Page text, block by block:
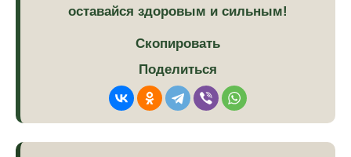
оставайся здоровым и сильным!
Скопировать
Поделиться